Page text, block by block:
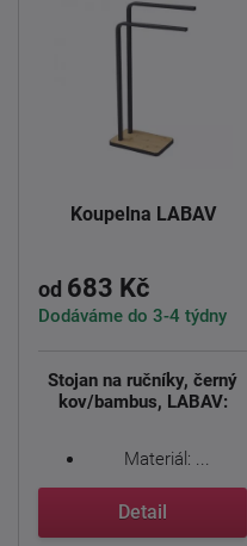
Koupelna LABAV
od 683 Kč
Dodáváme do 3-4 týdny
Stojan na ručníky, černý
kov/bambus, LABAV:
Materiál: ...
Detail